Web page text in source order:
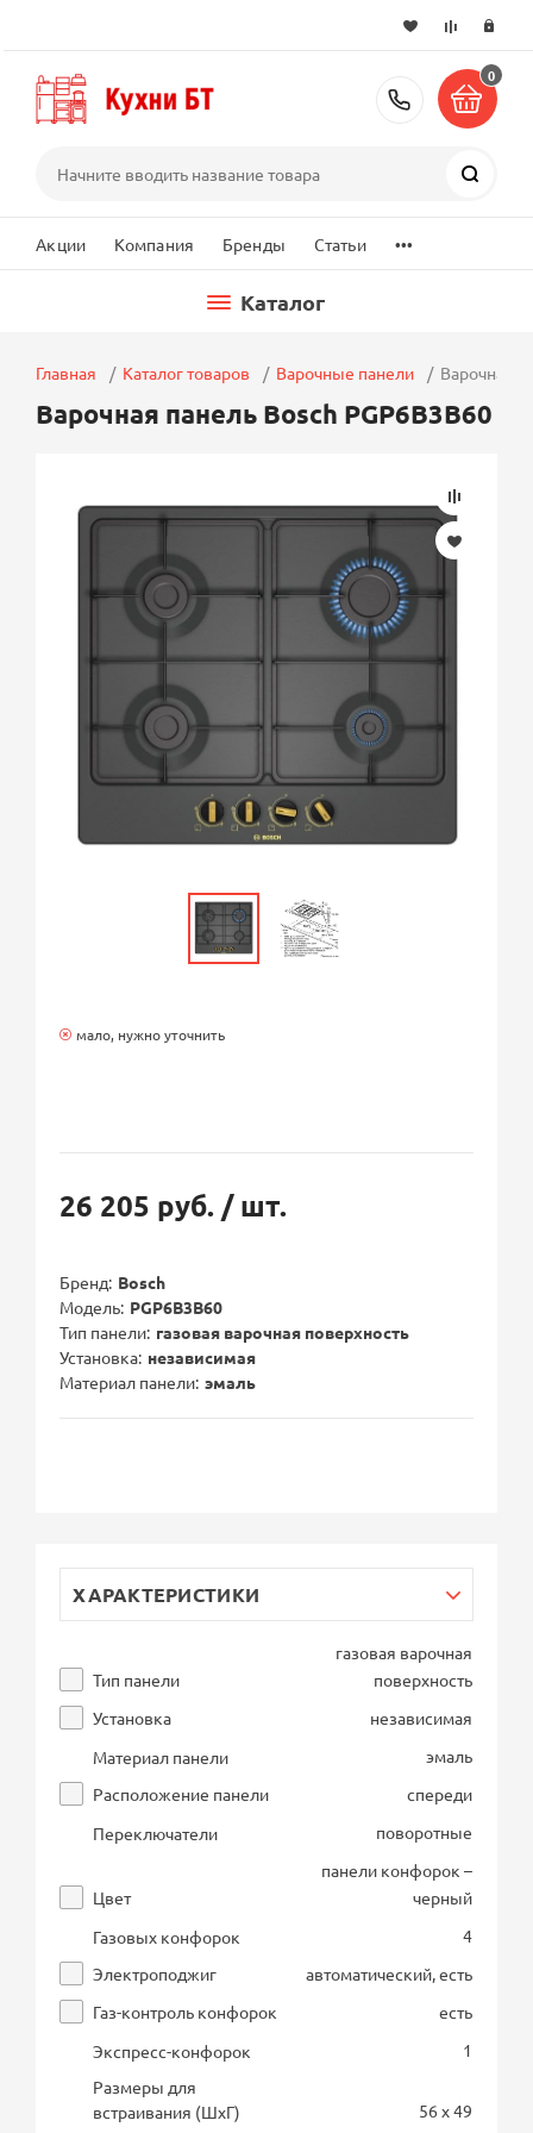
+7 (495)
0
Акции Компания Бренды Статьи ...
Каталог
Главная Каталог товаров Варочные панели Варочная
Варочная панель Bosch PGP6B3B60
мало, нужно уточнить
26 205 руб. / шт.
Бренд Bosch
Модель PGP6B3B60
Тип панели газовая варочная поверхность
Установка независимая
Материал панели эмаль
ХАРАКТЕРИСТИКИ
Тип панели
газовая варочная
поверхность
Установка
независимая
Материал панели
эмаль
Расположение панели
спереди
Переключатели
поворотные
Цвет
панели конфорок –
черный
Газовых конфорок
4
Электроподжиг
автоматический, есть
Газ-контроль конфорок
есть
Экспресс-конфорок
1
Размеры для
встраивания (ШхГ)
56 x 49